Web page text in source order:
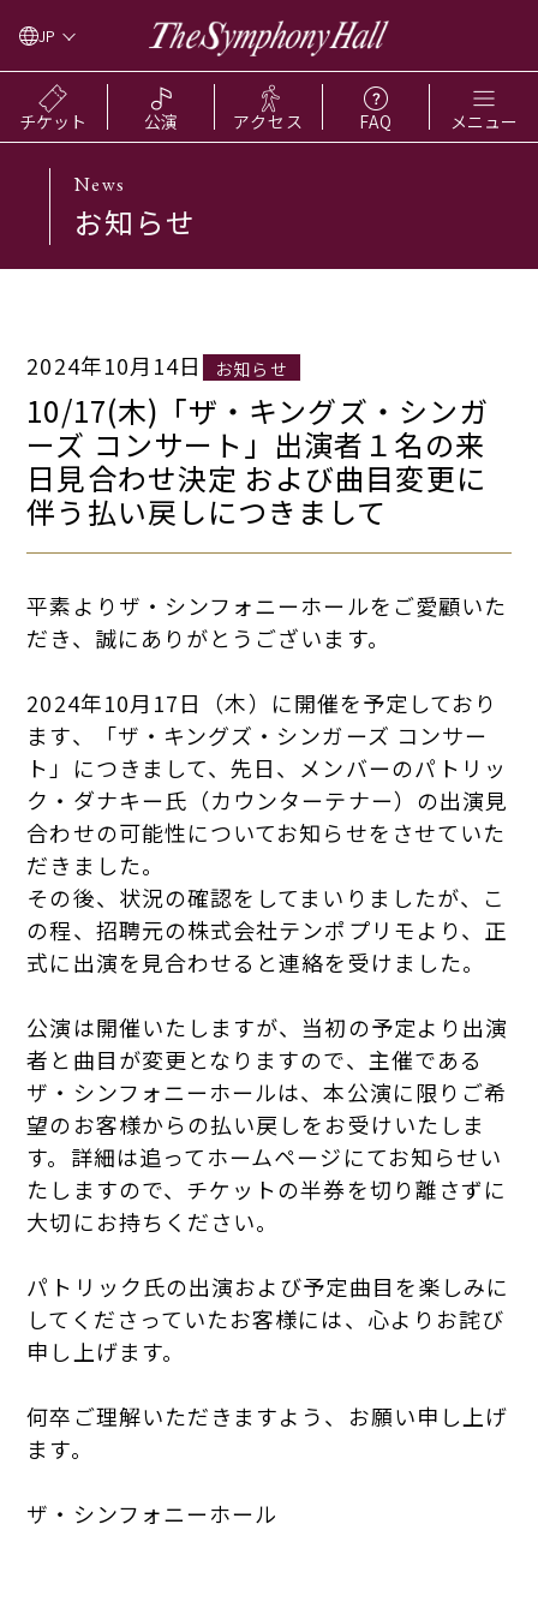
JP
チケット 公演 アクセス FAQ メニュー
News
お知らせ
2024年10月14日 お知らせ
10/17(木)「ザ・キングズ・シンガ
ーズ コンサート」出演者１名の来
日見合わせ決定 および曲目変更に
伴う払い戻しにつきまして
平素よりザ・シンフォニーホールをご愛顧いた
だき、誠にありがとうございます。
2024年10月 17日（木）に開催を予定しており
ます、「ザ・キングズ・シンガーズ コンサー
ト」につきまして、先日、メンバーのパトリッ
ク・ダナキー氏（カウンターテナー）の出演見
合わせの可能性についてお知らせをさせていた
だきました。
その後、状況の確認をしてまいりましたが、こ
の程、招聘元の株式会社テンポプリモより、正
式に出演を見合わせると連絡を受けました。
公演は開催いたしますが、当初の予定より出演
者と曲目が変更となりますので、主催である
ザ・シンフォニーホールは、本公演に限りご希
望のお客様からの払い戻しをお受けいたしま
す。詳細は追ってホームページにてお知らせい
たしますので、チケットの半券を切り離さずに
大切にお持ちください。
パトリック氏の出演および予定曲目を楽しみに
してくださっていたお客様には、心よりお詫び
申し上げます。
何卒ご理解いただきますよう、お願い申し上げ
ます。
ザ・シンフォニーホール